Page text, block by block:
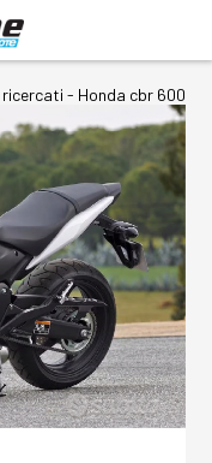
ricercati - Honda cbr 600